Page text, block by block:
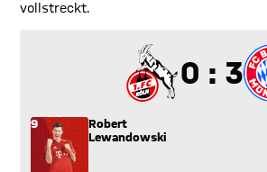
vollstreckt.
0 zu 3
0 : 3
9
Robert
Lewandowski